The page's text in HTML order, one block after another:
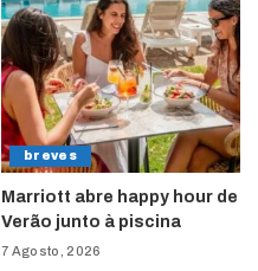
breves
Marriott abre happy hour de
Verão junto à piscina
7 Agosto, 2026